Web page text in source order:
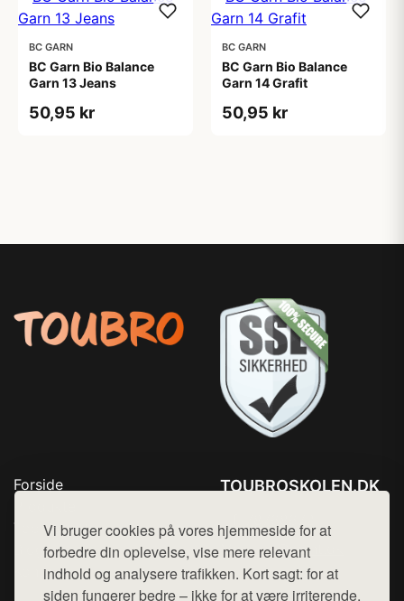
Vi bruger cookies på vores hjemmeside for at
forbedre din oplevelse, vise mere relevant
indhold og analysere trafikken. Kort sagt: for at
siden fungerer bedre – ikke for at være irriterende.
BC GARN
BC Garn Bio Balance
Garn 13 Jeans
50,95 kr
BC GARN
BC Garn Bio Balance
Garn 14 Grafit
50,95 kr
Forside
Top Rabatter
Blog
Kontakt
TOUBROSKOLEN.DK
Mail: hej@want.dk
Cookie- og privatlivspolitik